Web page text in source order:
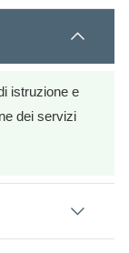
istruzione e
dei servizi